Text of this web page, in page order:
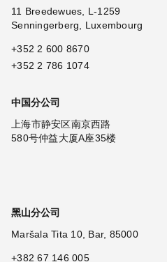
11 Breedewues, L-1259
Senningerberg, Luxembourg
+352 2 600 8670
+352 2 786 1074
中国分公司
上海市静安区南京西路
580号仲益大厦A座35楼
黑山分公司
Maršala Tita 10, Bar, 85000
+382 67 146 005